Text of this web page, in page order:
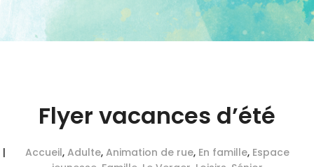
Flyer vacances d’été
Accueil, Adulte, Animation de rue, En famille, Espace